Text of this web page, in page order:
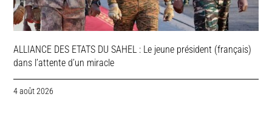
ALLIANCE DES ETATS DU SAHEL : Le jeune président (français)
dans l’attente d’un miracle
4 août 2026